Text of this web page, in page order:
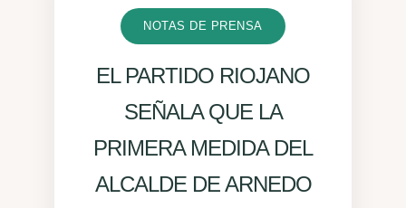
NOTAS DE PRENSA
EL PARTIDO RIOJANO
SEÑALA QUE LA
PRIMERA MEDIDA DEL
ALCALDE DE ARNEDO